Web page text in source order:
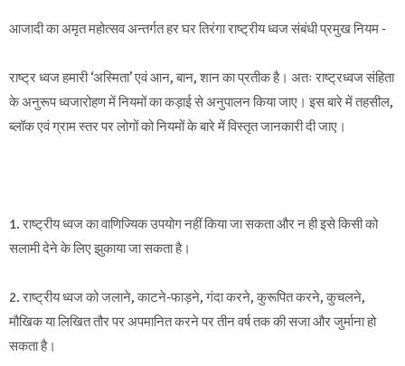
आजादी का अमृत महोत्सव अन्तर्गत हर घर तिरंगा राष्ट्रीय ध्वज संबंधी प्रमुख नियम -
राष्ट्र ध्वज हमारी ‘अस्मिता’ एवं आन, बान, शान का प्रतीक है। अतः राष्ट्रध्वज संहिता
के अनुरूप ध्वजारोहण में नियमों का कड़ाई से अनुपालन किया जाए। इस बारे में तहसील,
ब्लॉक एवं ग्राम स्तर पर लोगों को नियमों के बारे में विस्तृत जानकारी दी जाए।
1. राष्ट्रीय ध्वज का वाणिज्यिक उपयोग नहीं किया जा सकता और न ही इसे किसी को
सलामी देने के लिए झुकाया जा सकता है।
2. राष्ट्रीय ध्वज को जलाने, काटने-फाड़ने, गंदा करने, कुरूपित करने, कुचलने,
मौखिक या लिखित तौर पर अपमानित करने पर तीन वर्ष तक की सजा और जुर्माना हो
सकता है।